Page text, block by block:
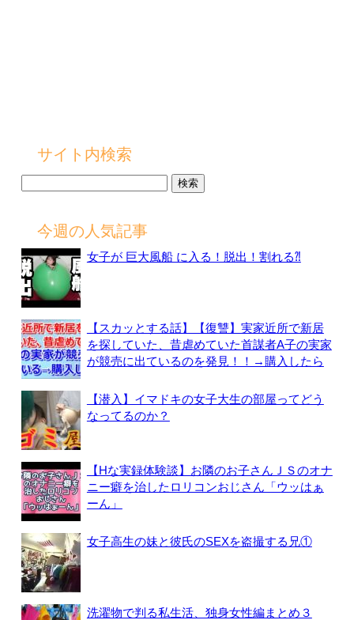
サイト内検索
今週の人気記事
女子が 巨大風船 に入る！脱出！割れる⁈
【スカッとする話】【復讐】実家近所で新居
を探していた、昔虐めていた首謀者A子の実家
が競売に出ているのを発見！！→購入したら
【潜入】イマドキの女子大生の部屋ってどう
なってるのか？
【Hな実録体験談】お隣のお子さんＪＳのオナ
ニー癖を治したロリコンおじさん「ウッはぁ
ーん」
女子高生の妹と彼氏のSEXを盗撮する兄①
洗濯物で判る私生活、独身女性編まとめ３